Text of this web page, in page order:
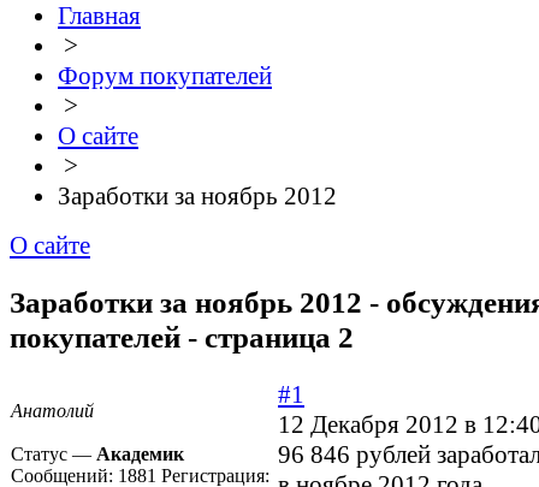
Главная
>
Форум покупателей
>
О сайте
>
Заработки за ноябрь 2012
О сайте
Заработки за ноябрь 2012 -
покупателей - страница 2
Анатолий
Статус — Академик
Сообщений: 1881 Регистрация:
#1
12 Декабря 2012 в
96 846 рублей